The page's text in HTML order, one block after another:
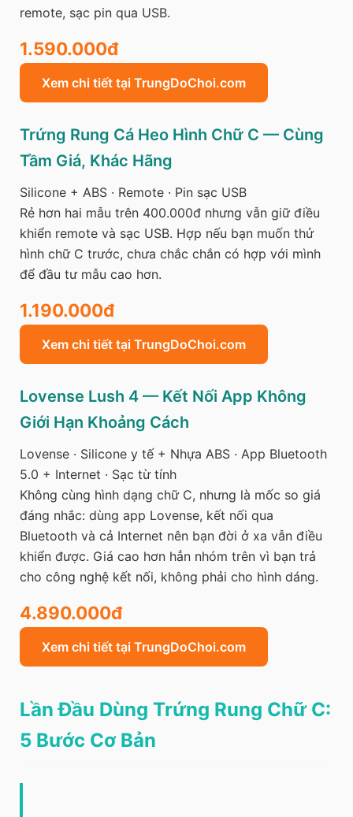
remote, sạc pin qua USB.
1.590.000đ
Xem chi tiết tại TrungDoChoi.com
Trứng Rung Cá Heo Hình Chữ C — Cùng
Tầm Giá, Khác Hãng
Silicone + ABS · Remote · Pin sạc USB
Rẻ hơn hai mẫu trên 400.000đ nhưng vẫn giữ điều
khiển remote và sạc USB. Hợp nếu bạn muốn thử
hình chữ C trước, chưa chắc chắn có hợp với mình
để đầu tư mẫu cao hơn.
1.190.000đ
Xem chi tiết tại TrungDoChoi.com
Lovense Lush 4 — Kết Nối App Không
Giới Hạn Khoảng Cách
Lovense · Silicone y tế + Nhựa ABS · App Bluetooth
5.0 + Internet · Sạc từ tính
Không cùng hình dạng chữ C, nhưng là mốc so giá
đáng nhắc: dùng app Lovense, kết nối qua
Bluetooth và cả Internet nên bạn đời ở xa vẫn điều
khiển được. Giá cao hơn hẳn nhóm trên vì bạn trả
cho công nghệ kết nối, không phải cho hình dáng.
4.890.000đ
Xem chi tiết tại TrungDoChoi.com
Lần Đầu Dùng Trứng Rung Chữ C:
5 Bước Cơ Bản